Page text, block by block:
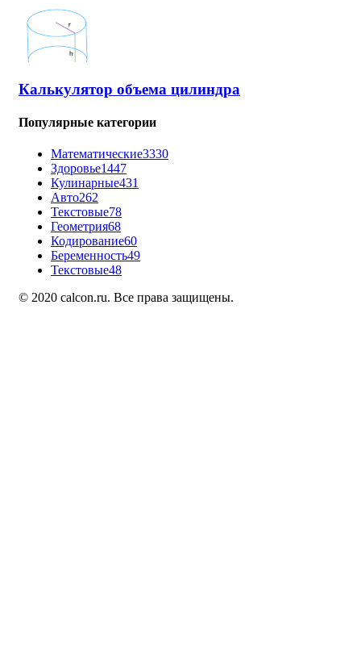
Калькулятор объема цилиндра
Популярные категории
Математические3330
Здоровье1447
Кулинарные431
Авто262
Текстовые78
Геометрия68
Кодирование60
Беременность49
Текстовые48
© 2020 calcon.ru. Все права защищены.